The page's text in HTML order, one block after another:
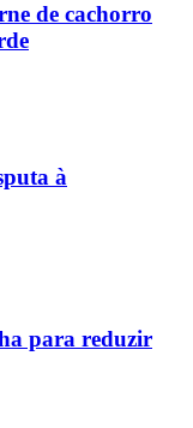
de cachorro
à
para reduzir